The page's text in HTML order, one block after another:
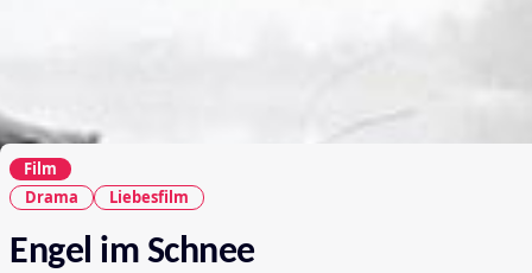
Film
Drama
Liebesfilm
Engel im Schnee